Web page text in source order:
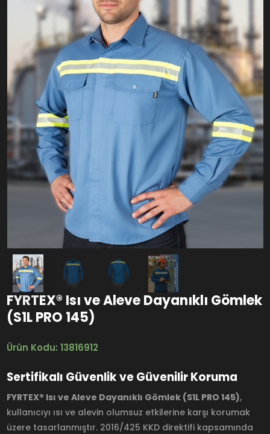
FYRTEX® Isı ve Aleve Dayanıklı Gömlek
(S1L PRO 145)
Ürün Kodu: 13816912
Sertifikalı Güvenlik ve Güvenilir Koruma
FYRTEX® Isı ve Aleve Dayanıklı Gömlek (S1L PRO 145),
kullanıcıyı ısı ve alevin olumsuz etkilerine karşı korumak
üzere tasarlanmıştır. 2016/425 KKD direktifi kapsamında